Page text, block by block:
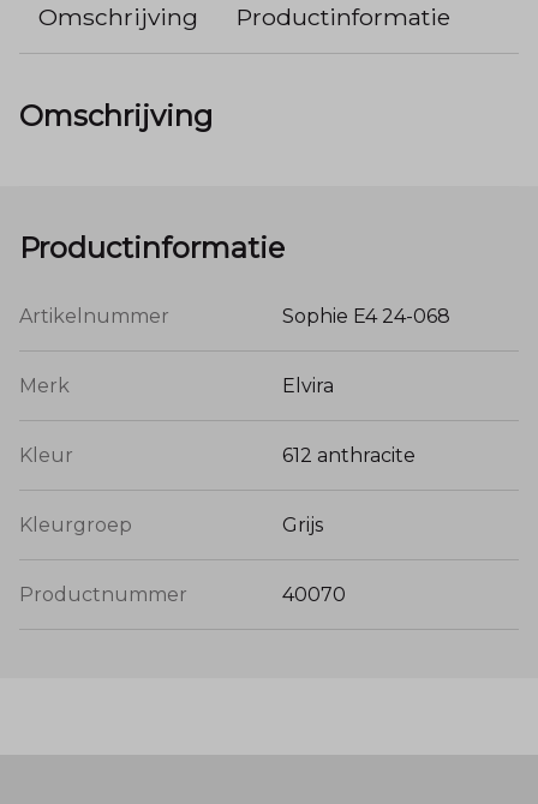
Omschrijving Productinformatie
Omschrijving
Productinformatie
Artikelnummer Sophie E4 24-068
Merk Elvira
Kleur 612 anthracite
Kleurgroep Grijs
Productnummer 40070